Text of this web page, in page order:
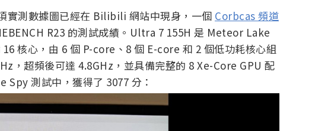
實測數據圖已經在 Bilibili 網站中現身，一個 Corbcas 頻道
R23 的測試成績。Ultra 7 155H 是 Meteor Lake
核心，由 6 個 P-core、8 個 E-core 和 2 個低功耗核心組
，超頻後可達 4.8GHz，並具備完整的 8 Xe-Core GPU 配
Spy 測試中，獲得了 3077 分：